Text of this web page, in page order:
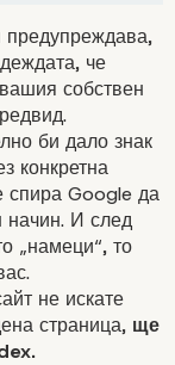
че
собствен
би дало знак
конкретна
спира Google да
начин. И след
„намеци“, то
не искате
страница, ще